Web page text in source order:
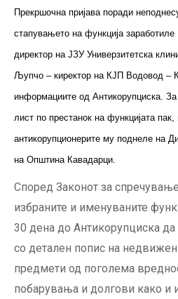
Прекршочна пријава поради
стапувањето на функција
директор на ЈЗУ Универзитетска
Љупчо – киректор на КЈП Водовод –
информациите од Антикорупциска.
лист по престанок на функцијата
антикорупционерите му поднеле на
на Општина Кавадарци.
Според Законот за
избраните и именуваните
30 дена до Антикорупциска да
со детален попис на
предмети од поголема
побарувања и долгови како и